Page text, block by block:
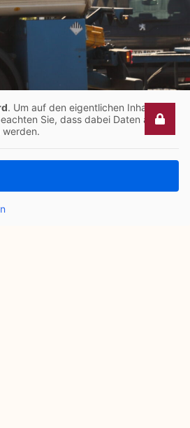
. Um auf den eigentlichen Inhalt
Sie, dass dabei Daten an